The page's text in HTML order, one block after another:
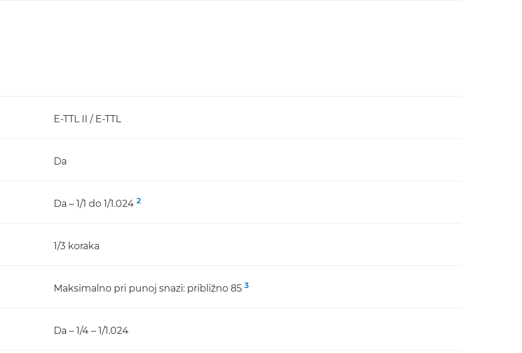
E-TTL II / E-TTL
Da
Da – 1/1 do 1/1.024 2
1/3 koraka
Maksimalno pri punoj snazi: približno 85 3
Da – 1/4 – 1/1.024